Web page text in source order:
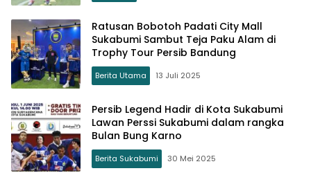
Ratusan Bobotoh Padati City Mall
Sukabumi Sambut Teja Paku Alam di
Trophy Tour Persib Bandung
Berita Utama 13 Juli 2025
Persib Legend Hadir di Kota Sukabumi
Lawan Perssi Sukabumi dalam rangka
Bulan Bung Karno
Berita Sukabumi 30 Mei 2025